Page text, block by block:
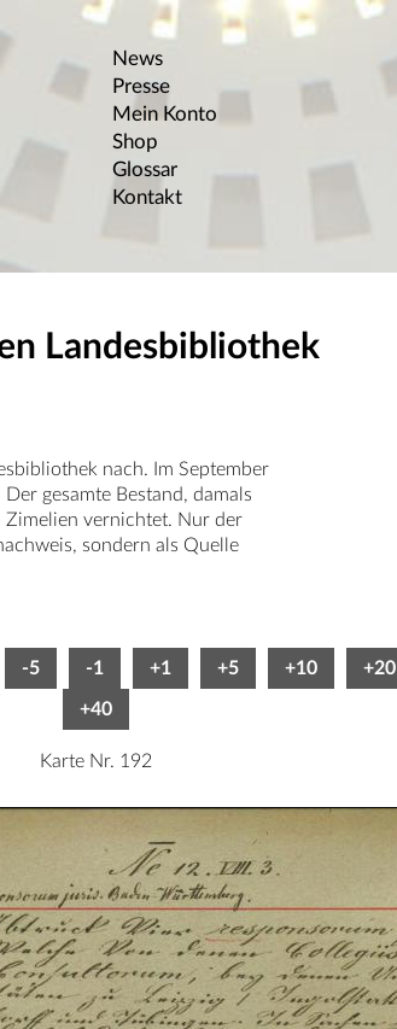
News
Presse
Mein Konto
Shop
Glossar
Kontakt
Landesbibliothek
nach. Im September
gesamte Bestand, damals
Zimelien vernichtet. Nur der
sondern als Quelle
-5 -1 +1 +5 +10 +20
+40
Karte Nr. 192